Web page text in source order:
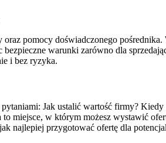
pomocy doświadczonego
warunki zarówno dla
i bez ryzyka.
Jak ustalić wartość firmy?
miejsce, w którym możesz wystawić
najlepiej przygotować ofertę dla